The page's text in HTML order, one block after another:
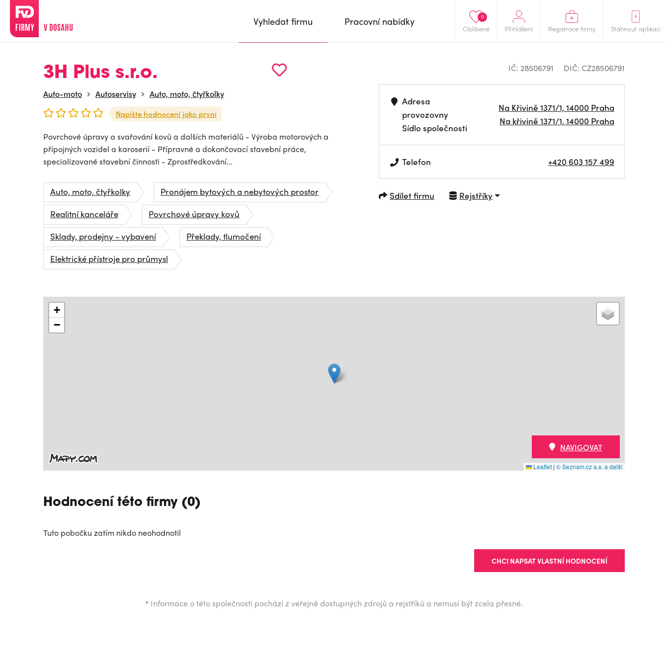
Oblíbené
0
Přihlášení Registrace firmy Stáhnout aplikaci
Vyhledat firmu Pracovní nabídky
3H Plus s.r.o.
Auto-moto Autoservisy Auto, moto, čtyřkolky
Napište hodnocení jako první
Povrchové úpravy a svařování kovů a dalších materiálů - Výroba motorových a
přípojných vozidel a karoserií - Přípravné a dokončovací stavební práce,
specializované stavební činnosti - Zprostředkování...
Auto, moto, čtyřkolky
Pronájem bytových a nebytových prostor
Realitní kanceláře
Povrchové úpravy kovů
Sklady, prodejny - vybavení
Překlady, tlumočení
Elektrické přístroje pro průmysl
IČ: 28506791 DIČ: CZ28506791
Adresa
provozovny
Sídlo společnosti
Na Křivině 1371/1, 14000 Praha
Na křivině 1371/1, 14000 Praha
Telefon +420 603 157 499
Sdílet firmu Rejstříky
+
−
Leaflet | © Seznam.cz a.s. a další
NAVIGOVAT
Hodnocení této firmy (0)
Tuto pobočku zatím nikdo neohodnotil
CHCI NAPSAT VLASTNÍ HODNOCENÍ
* Informace o této společnosti pochází z veřejně dostupných zdrojů a rejstříků a nemusí být zcela přesné.